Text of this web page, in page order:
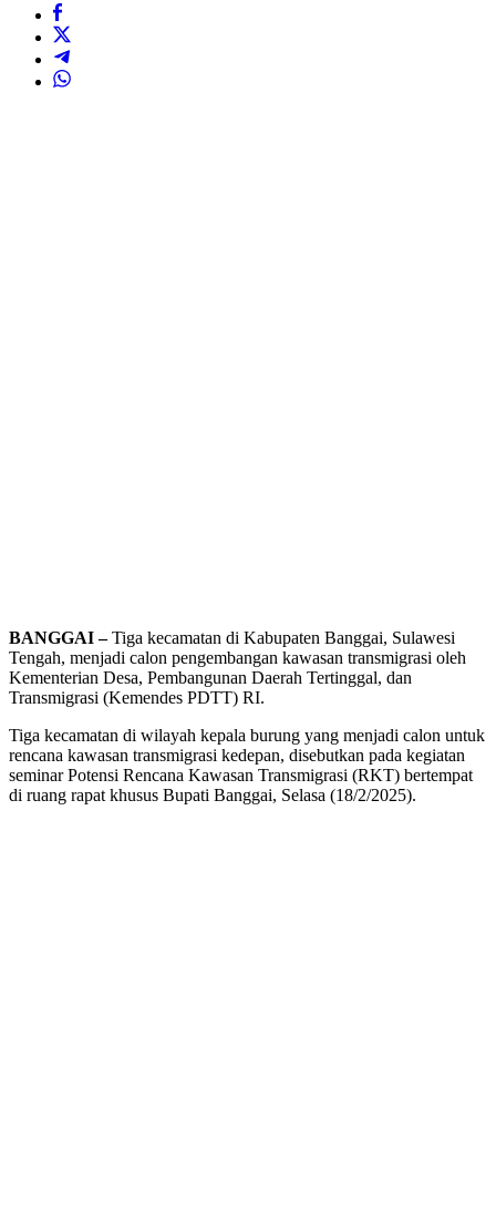
BANGGAI –Tiga kecamatan di Kabupaten Banggai, Sulawesi
Tengah, menjadi calon pengembangan kawasan transmigrasi oleh
Kementerian Desa, Pembangunan Daerah Tertinggal, dan
Transmigrasi (Kemendes PDTT) RI.
Tiga kecamatan di wilayah kepala burung yang menjadi calon untuk
rencana kawasan transmigrasi kedepan, disebutkan pada kegiatan
seminar Potensi Rencana Kawasan Transmigrasi (RKT) bertempat
di ruang rapat khusus Bupati Banggai, Selasa (18/2/2025).